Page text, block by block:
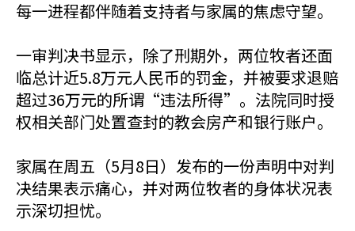
每一进程都伴随着支持者与家属的焦虑守望。
一审判决书显示，除了刑期外，两位牧者还面
临总计近5.8万元人民币的罚金，并被要求退赔
超过36万元的所谓“违法所得”。法院同时授
权相关部门处置查封的教会房产和银行账户。
家属在周五（5月8日）发布的一份声明中对判
决结果表示痛心，并对两位牧者的身体状况表
示深切担忧。